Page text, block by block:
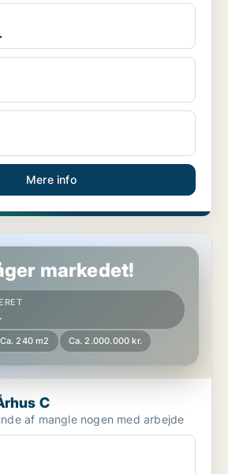
Mere info
markedet!
Ca. 240 m2 Ca. 2.000.000 kr.
C
af mangle nogen med arbejde